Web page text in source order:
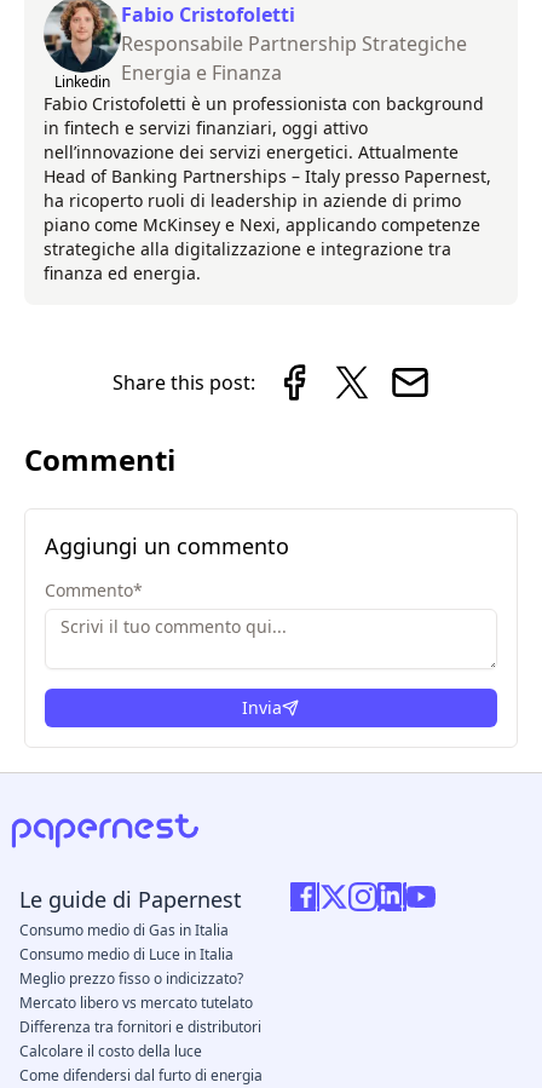
Linkedin
Fabio Cristofoletti
Responsabile Partnership Strategiche
Energia e Finanza
Fabio Cristofoletti è un professionista con background
in fintech e servizi finanziari, oggi attivo
nell’innovazione dei servizi energetici. Attualmente
Head of Banking Partnerships – Italy presso Papernest,
ha ricoperto ruoli di leadership in aziende di primo
piano come McKinsey e Nexi, applicando competenze
strategiche alla digitalizzazione e integrazione tra
finanza ed energia.
Share this post:
Commenti
Aggiungi un commento
Commento*
Invia
Le guide di Papernest
Consumo medio di Gas in Italia
Consumo medio di Luce in Italia
Meglio prezzo fisso o indicizzato?
Mercato libero vs mercato tutelato
Differenza tra fornitori e distributori
Calcolare il costo della luce
Come difendersi dal furto di energia